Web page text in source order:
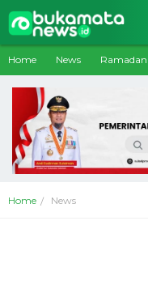
Home News Ramadan
Home News